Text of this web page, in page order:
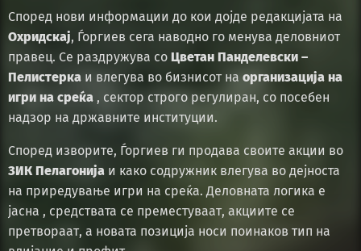
Според нови информации до кои дојде редакцијата на
Охридскај, Ѓоргиев сега наводно го менува деловниот
правец. Се раздружува со Цветан Панделевски –
Пелистерка и влегува во бизнисот на организација на
игри на среќа , сектор строго регулиран, со посебен
надзор на државните институции.
Според изворите, Ѓоргиев ги продава своите акции во
ЗИК Пелагонија и како содружник влегува во дејноста
на приредување игри на среќа. Деловната логика е
јасна , средствата се преместуваат, акциите се
претвораат, а новата позиција носи поинаков тип на